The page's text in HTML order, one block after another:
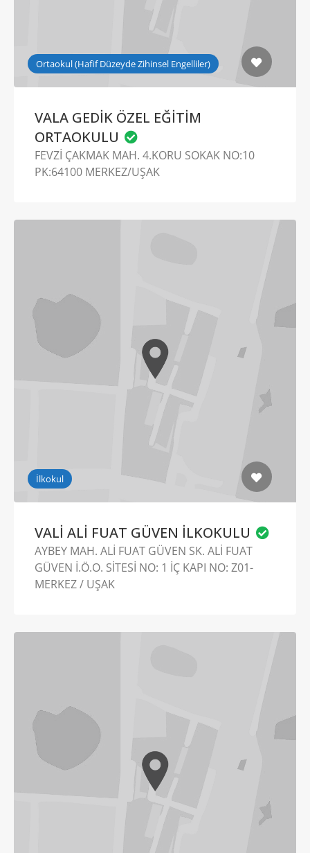
Ortaokul (Hafif Düzeyde Zihinsel Engelliler)
VALA GEDİK ÖZEL EĞİTİM
ORTAOKULU
FEVZİ ÇAKMAK MAH. 4.KORU SOKAK NO:10
PK:64100 MERKEZ/UŞAK
İlkokul
VALİ ALİ FUAT GÜVEN İLKOKULU
AYBEY MAH. ALİ FUAT GÜVEN SK. ALİ FUAT
GÜVEN İ.Ö.O. SİTESİ NO: 1 İÇ KAPI NO: Z01-
MERKEZ / UŞAK